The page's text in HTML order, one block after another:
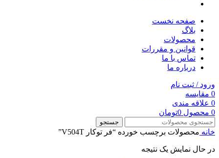
صفحه نخست
بلاگ
محصولات
قوانین و مقررات
تماس با ما
درباره ما
ورود / ثبت نام
0 مقایسه
0 علاقه مندی
0 محصول 0تومان
جستجو
خانه محصولات برچسب خورده “فر توکار V504T”
در حال نمایش یک نتیجه